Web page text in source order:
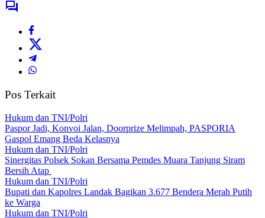
Pos Terkait
Hukum dan TNI/Polri
Paspor Jadi, Konvoi Jalan, Doorprize Melimpah, PASPORIA
Gaspol Emang Beda Kelasnya
Hukum dan TNI/Polri
Sinergitas Polsek Sokan Bersama Pemdes Muara Tanjung Siram
Bersih Atap
Hukum dan TNI/Polri
Bupati dan Kapolres Landak Bagikan 3.677 Bendera Merah Putih
ke Warga
Hukum dan TNI/Polri